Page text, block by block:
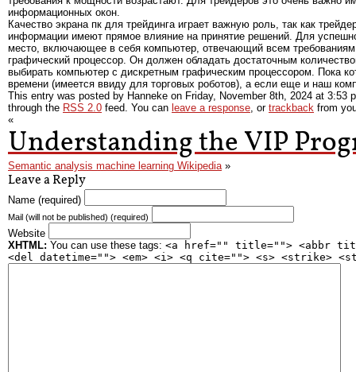
информационных окон.
Качество экрана пк для трейдинга играет важную роль, так как
информации имеют прямое влияние на принятие решений. Для
место, включающее в себя компьютер, отвечающий всем
графический процессор. Он должен обладать достаточным
выбирать компьютер с дискретным графическим процессором. Пока
времени (имеется ввиду для торговых роботов), а если еще и наш
This entry was posted by Hanneke on Friday, November 8th, 2024 at 3:53
through the RSS 2.0 feed. You can leave a response , or trackback from
«
Understanding the VIP
Semantic analysis machine learning Wikipedia »
Leave a Reply
Name (required)
Mail (will not be published) (required)
Website
XHTML: You can use these tags: <a href="" title=""> <abbr
<del datetime=""> <em> <i> <q cite=""> <s> <strike>